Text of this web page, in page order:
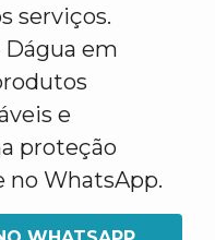
serviços.
Dágua em
e
proteção
no WhatsApp.